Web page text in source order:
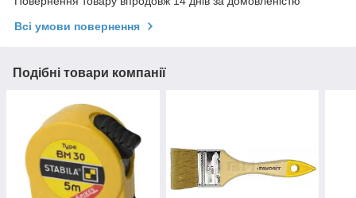
Всі умови повернення
Подібні товари компанії